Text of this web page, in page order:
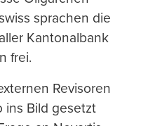
sprachen die
Kantonalbank
frei.
Revisoren
ins Bild gesetzt